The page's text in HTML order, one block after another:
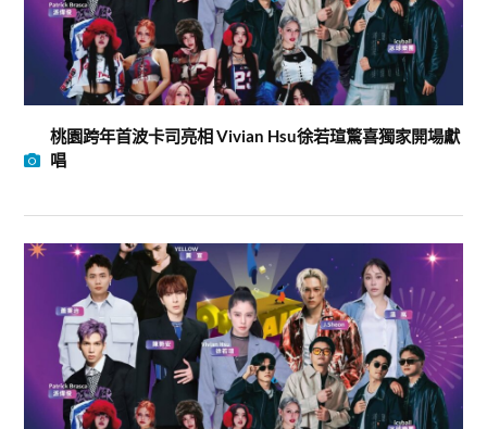
️桃園跨年首波卡司亮相 Vivian Hsu徐若瑄驚喜獨家開場獻
唱